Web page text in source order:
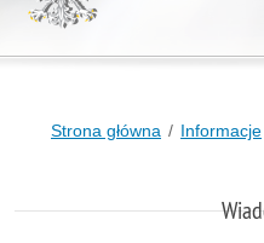
Strona główna Informacje